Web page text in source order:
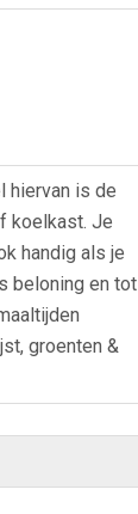
hiervan is de
koelkast. Je
handig als je
beloning en tot
groenten &